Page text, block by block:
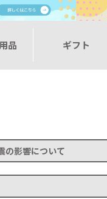
品 ギフト
の影響について